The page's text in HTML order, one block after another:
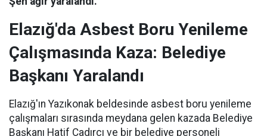
Elazığ'da Asbest Boru Yenileme
Çalışmasında Kaza: Belediye
Başkanı Yaralandı
Elazığ'ın Yazıkonak beldesinde asbest boru yenileme
çalışmaları sırasında meydana gelen kazada Belediye
Başkanı Hatif Çadırcı ve bir belediye personeli